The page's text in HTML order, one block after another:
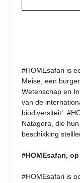
#HOMEsafari is
Meise, een
Wetenschap en
van de
biodiversiteit’.
Natagora, die
beschikking
#HOMEsafari,
#HOMEsafari is